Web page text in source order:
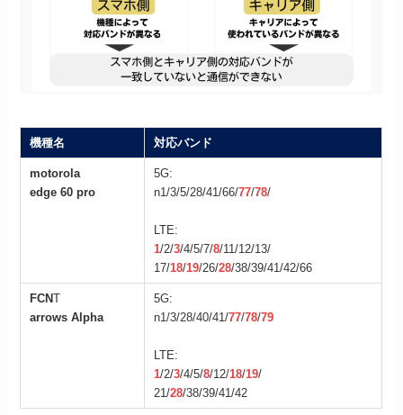
機種名 対応バンド
motorola
edge 60 pro
5G:
n1/3/5/28/41/66/77/78/
LTE:
1/2/3/4/5/7/8/11/12/13/
17/18/19/26/28/38/39/41/42/66
FCNT
arrows Alpha
5G:
n1/3/28/40/41/77/78/79
LTE:
1/2/3/4/5/8/12/18/19/
21/28/38/39/41/42